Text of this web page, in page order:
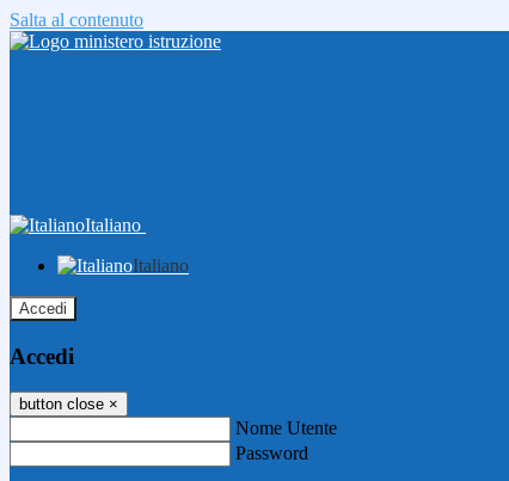
Salta al contenuto
Italiano
Italiano
Accedi
Accedi
button close ×
Nome Utente
Password